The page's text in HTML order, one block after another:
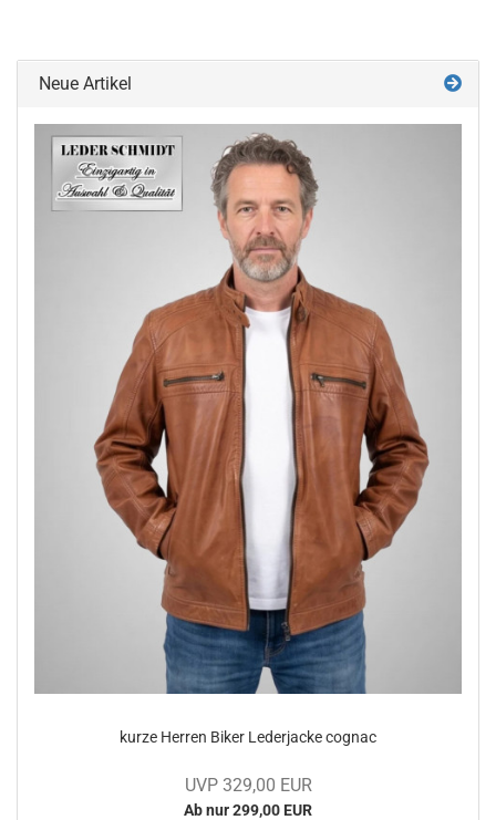
Neue Artikel
kurze Her­ren Biker Le­der­ja­cke co­gnac
UVP 329,00 EUR
Ab nur 299,00 EUR